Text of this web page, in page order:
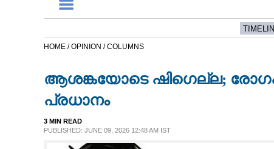
CASE DIARY
HOME /OPINION /COLUMNS
ആശങ്കയോടെ ഷിഗെല്ല;
പ്രധാനം
3 MIN READ
PUBLISHED: JUNE 09, 2026 12:48 AM IST